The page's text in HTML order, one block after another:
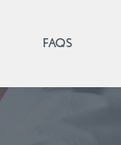
FAQS